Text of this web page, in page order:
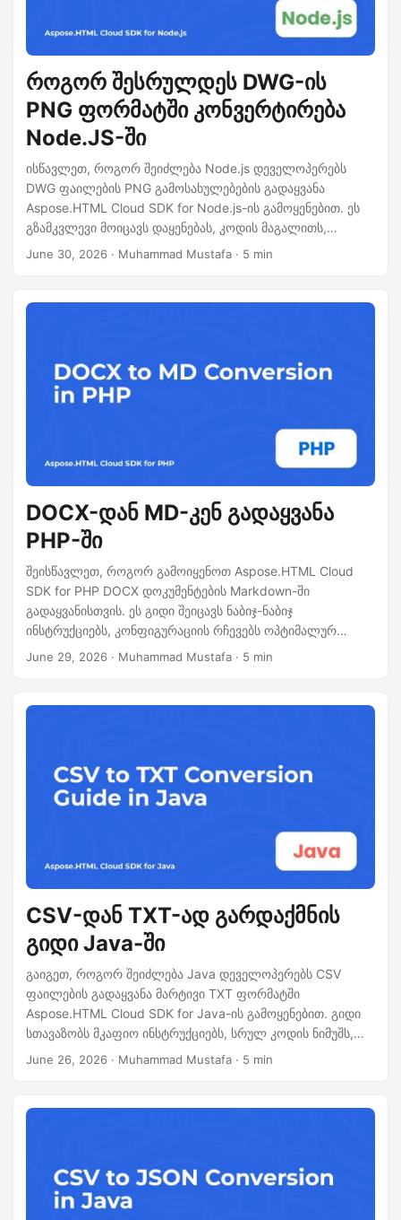
როგორ შესრულდეს DWG-ის
PNG ფორმატში კონვერტირება
Node.JS-ში
ისწავლეთ, როგორ შეიძლება Node.js დეველოპერებს
DWG ფაილების PNG გამოსახულებების გადაყვანა
Aspose.HTML Cloud SDK for Node.js-ის გამოყენებით. ეს
გზამკვლევი მოიცავს დაყენებას, კოდის მაგალითს,
API‑ისთვის cURL მოთხოვნებს, გამოსავალის ხარისხის
June 30, 2026 · Muhammad Mustafa · 5 min
DOCX-დან MD-კენ გადაყვანა
PHP-ში
შეისწავლეთ, როგორ გამოიყენოთ Aspose.HTML Cloud
SDK for PHP DOCX დოკუმენტების Markdown-ში
გადაყვანისთვის. ეს გიდი შეიცავს ნაბიჯ-ნაბიჯ
ინსტრუქციებს, კონფიგურაციის რჩევებს ოპტიმალურ
შედეგის მისაღებად, და სრულ PHP კოდის ნიმუშს,
June 29, 2026 · Muhammad Mustafa · 5 min
CSV-დან TXT-ად გარდაქმნის
გიდი Java-ში
გაიგეთ, როგორ შეიძლება Java დეველოპერებს CSV
ფაილების გადაყვანა მარტივი TXT ფორმატში
Aspose.HTML Cloud SDK for Java-ის გამოყენებით. გიდი
სთავაზობს მკაფიო ინსტრუქციებს, სრულ კოდის ნიმუშს,
საჭირო cURL მოთხოვნებს ღრუბლოვან API-სთვის, და
June 26, 2026 · Muhammad Mustafa · 5 min